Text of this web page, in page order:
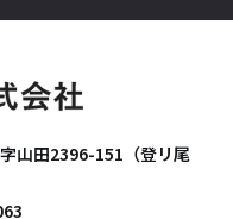
山田2396-151（登リ尾